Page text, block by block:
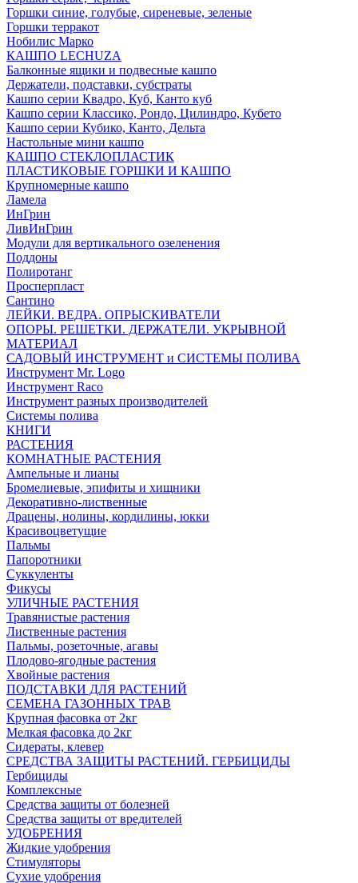
Горшки синие, голубые, сиреневые, зеленые
Горшки терракот
Нобилис Марко
КАШПО LECHUZA
Балконные ящики и подвесные кашпо
Держатели, подставки, субстраты
Кашпо серии Квадро, Куб, Канто куб
Кашпо серии Классико, Рондо, Цилиндро, Кубето
Кашпо серии Кубико, Канто, Дельта
Настольные мини кашпо
КАШПО СТЕКЛОПЛАСТИК
ПЛАСТИКОВЫЕ ГОРШКИ И КАШПО
Крупномерные кашпо
Ламела
ИнГрин
ЛивИнГрин
Модули для вертикального озеленения
Поддоны
Полиротанг
Просперпласт
Сантино
ЛЕЙКИ. ВЕДРА. ОПРЫСКИВАТЕЛИ
ОПОРЫ. РЕШЕТКИ. ДЕРЖАТЕЛИ. УКРЫВНОЙ
МАТЕРИАЛ
САДОВЫЙ ИНСТРУМЕНТ и СИСТЕМЫ ПОЛИВА
Инструмент Mr. Logo
Инструмент Raco
Инструмент разных производителей
Системы полива
КНИГИ
РАСТЕНИЯ
КОМНАТНЫЕ РАСТЕНИЯ
Ампельные и лианы
Бромелиевые, эпифиты и хищники
Декоративно-лиственные
Драцены, нолины, кордилины, юкки
Красивоцветущие
Пальмы
Папоротники
Суккуленты
Фикусы
УЛИЧНЫЕ РАСТЕНИЯ
Травянистые растения
Лиственные растения
Пальмы, розеточные, агавы
Плодово-ягодные растения
Хвойные растения
ПОДСТАВКИ ДЛЯ РАСТЕНИЙ
СЕМЕНА ГАЗОННЫХ ТРАВ
Крупная фасовка от 2кг
Мелкая фасовка до 2кг
Сидераты, клевер
СРЕДСТВА ЗАЩИТЫ РАСТЕНИЙ. ГЕРБИЦИДЫ
Гербициды
Комплексные
Средства защиты от болезней
Средства защиты от вредителей
УДОБРЕНИЯ
Жидкие удобрения
Стимуляторы
Сухие удобрения